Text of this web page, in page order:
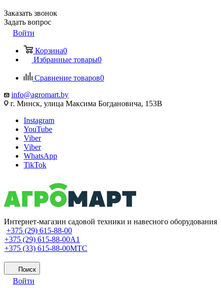
Заказать звонок
Задать вопрос
Войти
Корзина0
Избранные товары0
Сравнение товаров0
info@agromart.by
г. Минск, улица Максима Богдановича, 153В
Instagram
YouTube
Viber
Viber
WhatsApp
TikTok
Интернет-магазин садовой техники и навесного оборудования
+375 (29) 615-88-00
+375 (29) 615-88-00A1
+375 (33) 615-88-00МТС
Поиск
Войти